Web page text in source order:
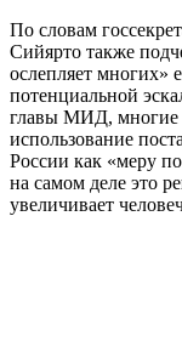
По словам
Сийярто также
ослепляет многих»
потенциальной
главы МИД, многие
использование
России как «меру
на самом деле это
увеличивает